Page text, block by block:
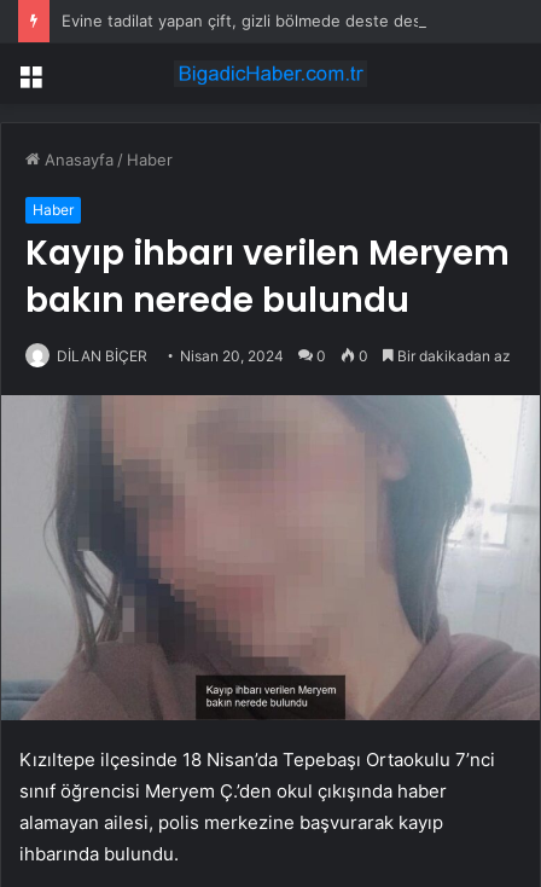
Menü
Anasayfa / Haber
Haber
Kayıp ihbarı verilen Meryem
bakın nerede bulundu
DİLAN BİÇER Nisan 20, 2024 0 0 Bir dakikadan az
Kızıltepe ilçesinde 18 Nisan’da Tepebaşı Ortaokulu 7’nci
sınıf öğrencisi Meryem Ç.’den okul çıkışında haber
alamayan ailesi, polis merkezine başvurarak kayıp
ihbarında bulundu.